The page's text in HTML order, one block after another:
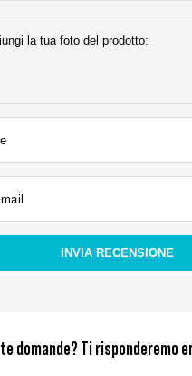
la tua foto del prodotto:
INVIA RECENSIONE
domande? Ti risponderemo